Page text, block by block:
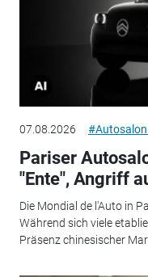
07.08.2026
Pariser
"Ente", Angriff
Die Mondial de l'Auto in
Während sich viele
Präsenz chinesischer